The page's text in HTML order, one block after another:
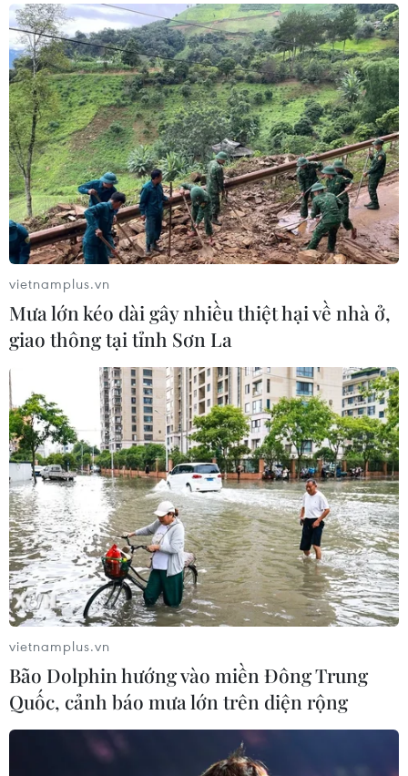
giá lúa ở khu vực Đồng bằng sông Cửu Long nhìn
chung có xu hướng ổn định.
Kim ngạch xuất khẩu càphê sang thị
trường Anh giảm đáng kể
08/09/2021 09:19
Nhập khẩu càphê của Anh từ Việt Nam trong 6 tháng
đầu năm 2021 đạt 16,4 nghìn tấn, trị giá 29 triệu USD,
giảm 48,4% về lượng và giảm 49,3% về trị giá so với 6
tháng đầu năm 2020.
vietnamplus.vn
Mưa lớn kéo dài gây nhiều thiệt hại về nhà ở,
giao thông tại tỉnh Sơn La
vietnamplus.vn
Bão Dolphin hướng vào miền Đông Trung
Quốc, cảnh báo mưa lớn trên diện rộng